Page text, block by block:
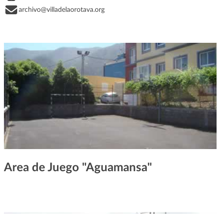
archivo@villadelaorotava.org
Area de Juego "Aguamansa"